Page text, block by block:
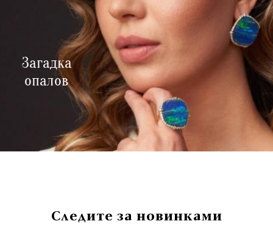
Загадка
опалов
Следите за новинками